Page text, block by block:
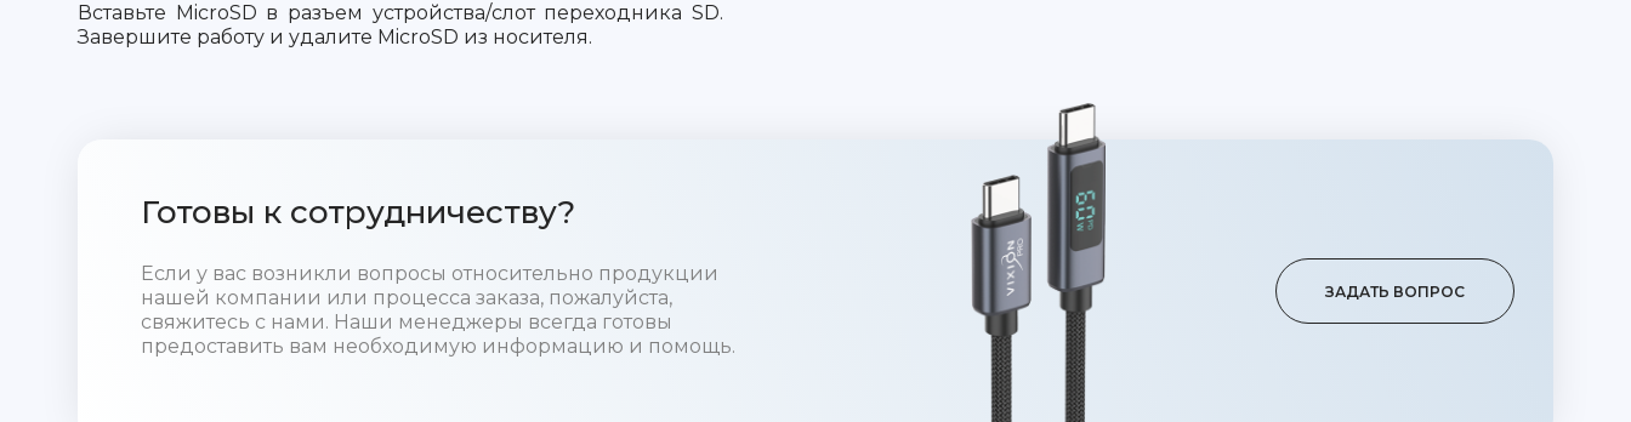
Вставьте MicroSD в разъем устройства/слот переходника SD.
Завершите работу и удалите MicroSD из носителя.
Готовы к сотрудничеству?
Если у вас возникли вопросы относительно продукции
нашей компании или процесса заказа, пожалуйста,
свяжитесь с нами. Наши менеджеры всегда готовы
предоставить вам необходимую информацию и помощь.
ЗАДАТЬ ВОПРОС